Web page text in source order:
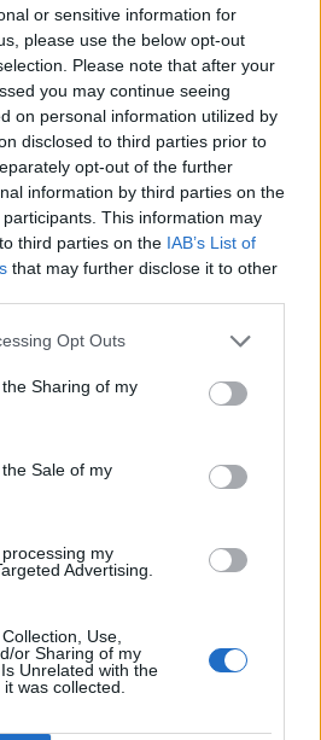
or sensitive information for
please use the below opt-out
Please note that after your
you may continue seeing
on personal information utilized by
disclosed to third parties prior to
opt-out of the further
information by third parties on the
participants. This information may
third parties on the IAB’s List of
that may further disclose it to other
Opt Outs
Sharing of my
Sale of my
my
Advertising.
Use,
or Sharing of my
Unrelated with the
was collected.
για το Liberal